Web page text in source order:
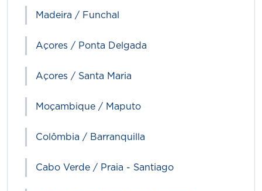
Madeira / Funchal
Açores / Ponta Delgada
Açores / Santa Maria
Moçambique / Maputo
Colômbia / Barranquilla
Cabo Verde / Praia - Santiago